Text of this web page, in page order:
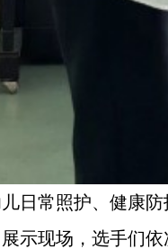
日常照护、健康
示现场，选手们